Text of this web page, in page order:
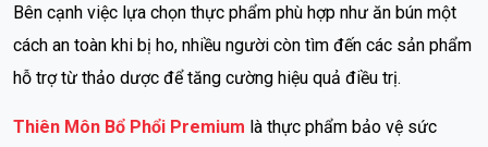
Bên cạnh việc lựa chọn thực phẩm phù hợp như ăn bún một
cách an toàn khi bị ho, nhiều người còn tìm đến các sản phẩm
hỗ trợ từ thảo dược để tăng cường hiệu quả điều trị.
Thiên Môn Bổ Phổi Premium là thực phẩm bảo vệ sức